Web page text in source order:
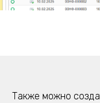
Также можно